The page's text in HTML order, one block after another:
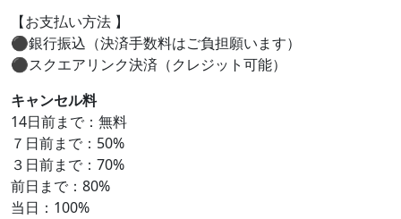
【お支払い方法 】
⚫︎銀行振込（決済手数料はご負担願います）
⚫︎スクエアリンク決済（クレジット可能）
キャンセル料
14日前まで：無料
７日前まで：50%
３日前まで：70%
前日まで：80%
当日：100%